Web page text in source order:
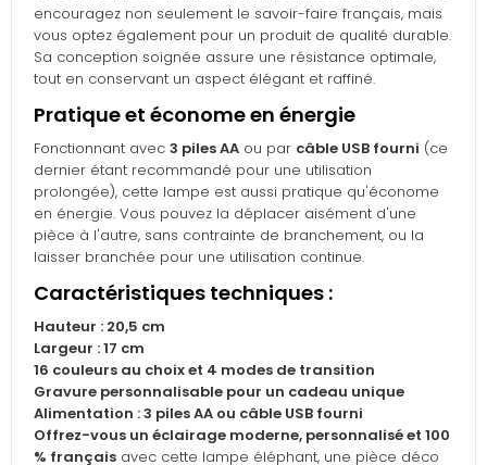
encouragez non seulement le savoir-faire français, mais
vous optez également pour un produit de qualité durable.
Sa conception soignée assure une résistance optimale,
tout en conservant un aspect élégant et raffiné.
Pratique et économe en énergie
Fonctionnant avec 3 piles AA ou par câble USB fourni (ce
dernier étant recommandé pour une utilisation
prolongée), cette lampe est aussi pratique qu'économe
en énergie. Vous pouvez la déplacer aisément d'une
pièce à l'autre, sans contrainte de branchement, ou la
laisser branchée pour une utilisation continue.
Caractéristiques techniques :
Hauteur : 20,5 cm
Largeur : 17 cm
16 couleurs au choix et 4 modes de transition
Gravure personnalisable pour un cadeau unique
Alimentation : 3 piles AA ou câble USB fourni
Offrez-vous un éclairage moderne, personnalisé et 100
% français avec cette lampe éléphant, une pièce déco